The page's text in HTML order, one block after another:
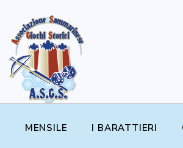
MENSILE I BARATTIERI